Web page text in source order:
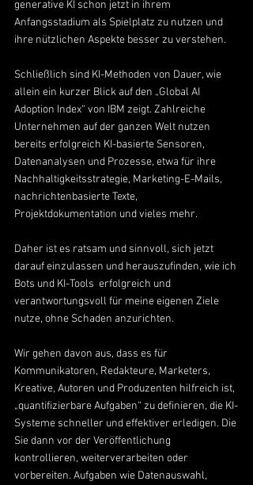
generative KI schon jetzt in ihrem
Anfangsstadium als Spielplatz zu nutzen und
ihre nützlichen Aspekte besser zu verstehen.
Schließlich sind KI-Methoden von Dauer, wie
allein ein kurzer Blick auf den „Global AI
Adoption Index“ von IBM zeigt. Zahlreiche
Unternehmen auf der ganzen Welt nutzen
bereits erfolgreich KI-basierte Sensoren,
Datenanalysen und Prozesse, etwa für ihre
Nachhaltigkeitsstrategie, Marketing-E-Mails,
nachrichtenbasierte Texte,
Projektdokumentation und vieles mehr.
Daher ist es ratsam und sinnvoll, sich jetzt
darauf einzulassen und herauszufinden, wie ich
Bots und KI-Tools  erfolgreich und
verantwortungsvoll für meine eigenen Ziele
nutze, ohne Schaden anzurichten.
Wir gehen davon aus, dass es für
Kommunikatoren, Redakteure, Marketers,
Kreative, Autoren und Produzenten hilfreich ist,
„quantifizierbare Aufgaben“ zu definieren, die KI-
Systeme schneller und effektiver erledigen. Die
Sie dann vor der Veröffentlichung
kontrollieren, weiterverarbeiten oder
vorbereiten. Aufgaben wie Datenauswahl,